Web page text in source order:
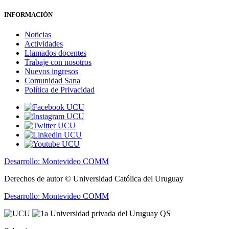
INFORMACIÓN
Noticias
Actividades
Llamados docentes
Trabaje con nosotros
Nuevos ingresos
Comunidad Sana
Política de Privacidad
Desarrollo: Montevideo COMM
Derechos de autor © Universidad Católica del Uruguay
Desarrollo: Montevideo COMM